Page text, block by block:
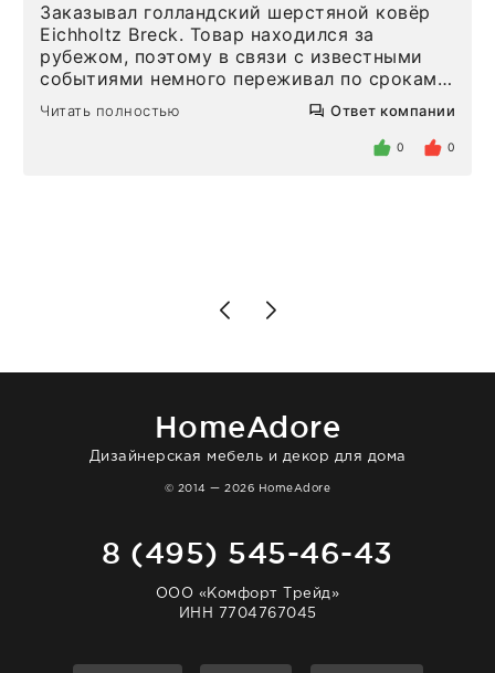
Заказывал голландский шерстяной ковёр
Eichholtz Breck. Товар находился за
рубежом, поэтому в связи с известными
событиями немного переживал по срокам.
Но homeadore привезли ровно в
определенное в договоре время, без
то качество выше всяких похвал. Выглядит
Читать полностью Ответ компании
0 0
HomeAdore
Дизайнерская мебель и декор для дома
© 2014 — 2026 HomeAdore
8 (495) 545-46-43
ООО «Комфорт Трейд»
ИНН 7704767045